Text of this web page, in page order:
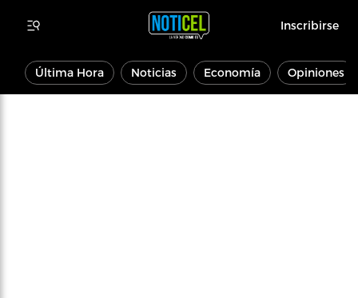
Inscribirse
Última Hora Noticias Economía Opiniones